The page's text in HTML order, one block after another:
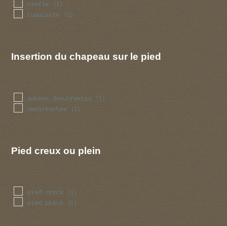
renfle (1)
tubulaire (2)
Insertion du chapeau sur le pied
adnees decurrentes (1)
decurrentes (1)
Pied creux ou plein
pied creux (1)
pied plein (1)